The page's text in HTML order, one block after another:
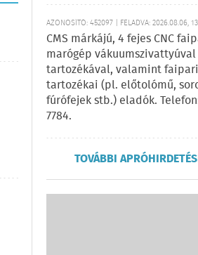
AZONOSÍTÓ: 452097 | FELADVA: 2026.08.06,
CMS márkájú, 4 fejes CNC
marógép
tartozékával, valamint
tartozékai (pl. előtolómű,
fúrófejek stb.) eladók.
7784.
TOVÁBBI